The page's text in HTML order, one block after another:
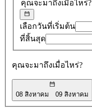
คุณจะมาถึงเมื่อไหร่?
เลือกวันที่เริ่มต้น
ที่สิ้นสุด
คุณจะมาถึงเมื่อไหร่?
08 สิงหาคม 09 สิงหาคม